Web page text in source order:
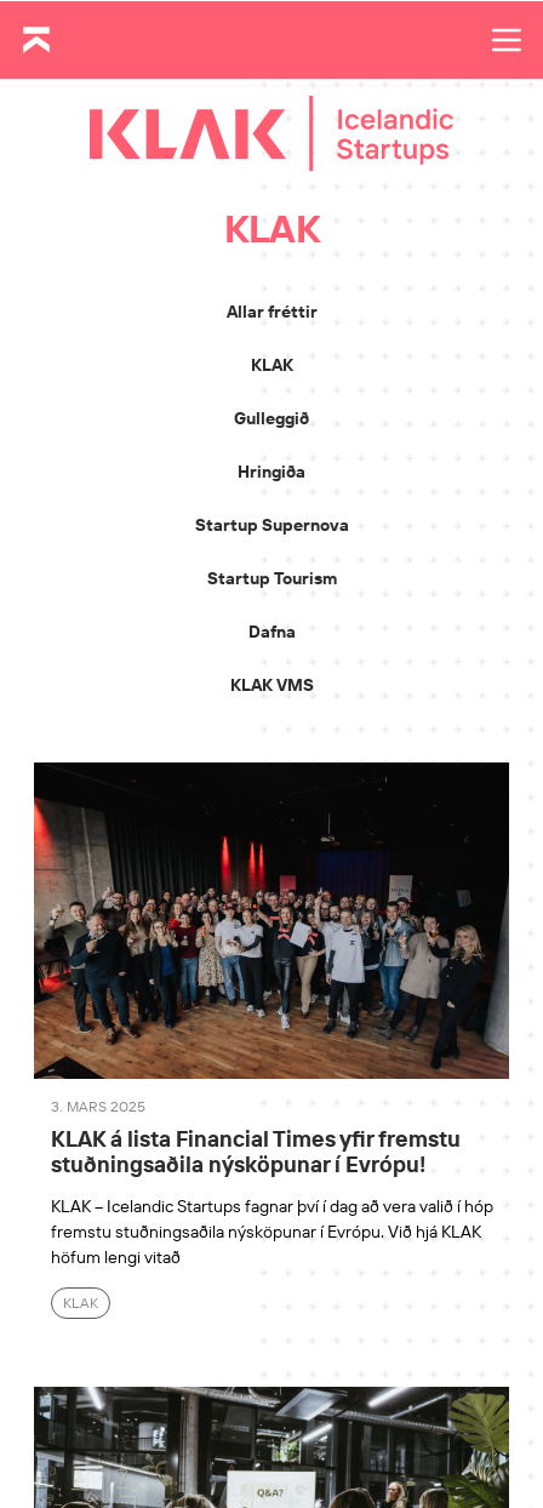
KLAK
Allar fréttir
KLAK
Gulleggið
Hringiða
Startup Supernova
Startup Tourism
Dafna
KLAK VMS
3. MARS 2025
KLAK á lista Financial Times yfir fremstu
stuðningsaðila nýsköpunar í Evrópu!
KLAK – Icelandic Startups fagnar því í dag að vera valið í hóp
fremstu stuðningsaðila nýsköpunar í Evrópu. Við hjá KLAK
höfum lengi vitað
KLAK